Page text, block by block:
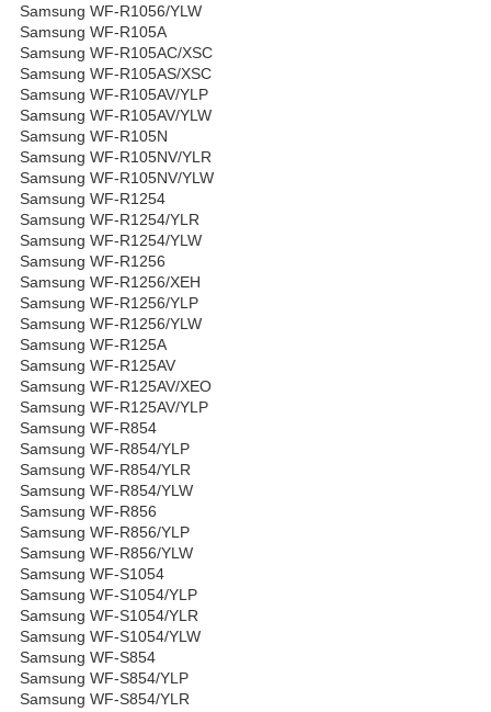
Samsung WF-R1056/YLW
Samsung WF-R105A
Samsung WF-R105AC/XSC
Samsung WF-R105AS/XSC
Samsung WF-R105AV/YLP
Samsung WF-R105AV/YLW
Samsung WF-R105N
Samsung WF-R105NV/YLR
Samsung WF-R105NV/YLW
Samsung WF-R1254
Samsung WF-R1254/YLR
Samsung WF-R1254/YLW
Samsung WF-R1256
Samsung WF-R1256/XEH
Samsung WF-R1256/YLP
Samsung WF-R1256/YLW
Samsung WF-R125A
Samsung WF-R125AV
Samsung WF-R125AV/XEO
Samsung WF-R125AV/YLP
Samsung WF-R854
Samsung WF-R854/YLP
Samsung WF-R854/YLR
Samsung WF-R854/YLW
Samsung WF-R856
Samsung WF-R856/YLP
Samsung WF-R856/YLW
Samsung WF-S1054
Samsung WF-S1054/YLP
Samsung WF-S1054/YLR
Samsung WF-S1054/YLW
Samsung WF-S854
Samsung WF-S854/YLP
Samsung WF-S854/YLR